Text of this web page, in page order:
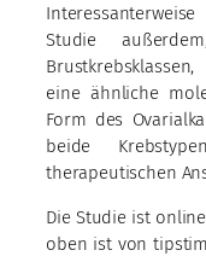
Studie
eine ähnliche
Form des
beide
therapeutischen
Die Studie ist
oben ist von